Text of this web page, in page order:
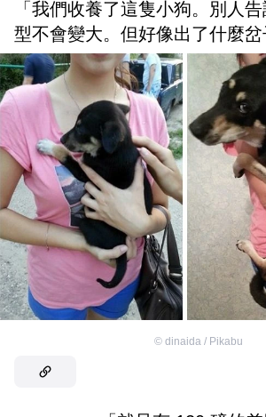
「我們收養了這隻小狗。別人
型不會變大。但好像出了什麼岔
© dinaida / Pikabu